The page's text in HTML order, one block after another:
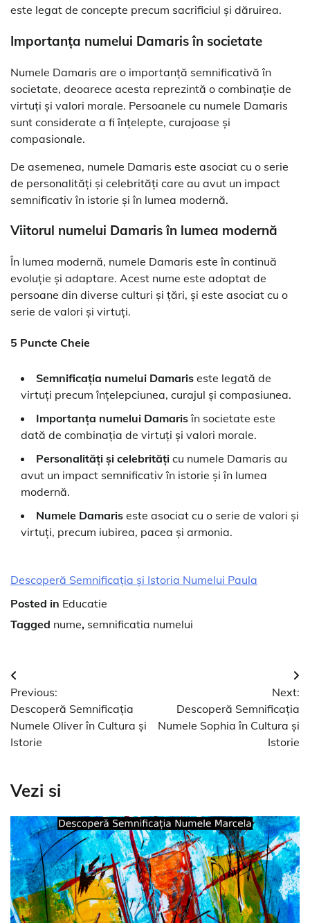
este legat de concepte precum sacrificiul și dăruirea.
Importanța numelui Damaris în societate
Numele Damaris are o importanță semnificativă în
societate, deoarece acesta reprezintă o combinație de
virtuți și valori morale. Persoanele cu numele Damaris
sunt considerate a fi înțelepte, curajoase și
compasionale.
De asemenea, numele Damaris este asociat cu o serie
de personalități și celebrități care au avut un impact
semnificativ în istorie și în lumea modernă.
Viitorul numelui Damaris în lumea modernă
În lumea modernă, numele Damaris este în continuă
evoluție și adaptare. Acest nume este adoptat de
persoane din diverse culturi și țări, și este asociat cu o
serie de valori și virtuți.
5 Puncte Cheie
Semnificația numelui Damaris este legată de
virtuți precum înțelepciunea, curajul și compasiunea.
Importanța numelui Damarisîn societate este
dată de combinația de virtuți și valori morale.
Personalități și celebrități cu numele Damaris au
avut un impact semnificativ în istorie și în lumea
modernă.
Numele Damaris este asociat cu o serie de valori și
virtuți, precum iubirea, pacea și armonia.
Descoperă Semnificația și Istoria Numelui Paula
Posted in Educatie
Tagged nume, semnificatia numelui
Navigare
în
articole
Previous:
Descoperă Semnificația
Numele Oliver în Cultura și
Istorie
Next:
Descoperă Semnificația
Numele Sophia în Cultura și
Istorie
Vezi si